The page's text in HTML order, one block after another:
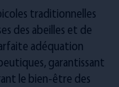
traditionnelles
des abeilles et de
adéquation
garantissant
le bien-être des